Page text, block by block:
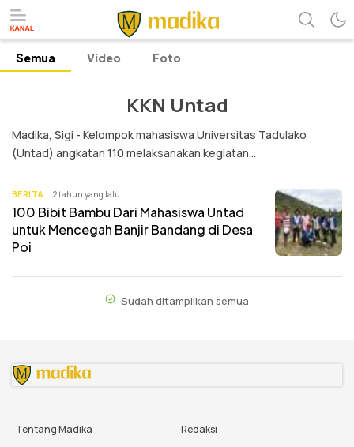
Madika
Referensi Perubahan
Semua Video Foto
KKN Untad
Madika, Sigi - Kelompok mahasiswa Universitas Tadulako
(Untad) angkatan 110 melaksanakan kegiatan...
BERITA 2 tahun yang lalu
100 Bibit Bambu Dari Mahasiswa Untad
untuk Mencegah Banjir Bandang di Desa
Poi
Sudah ditampilkan semua
Tentang Madika
Redaksi